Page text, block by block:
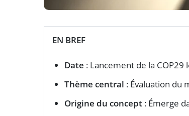
EN BREF
Date : Lancement de la
Thème central : Évaluation du
Origine du concept : Émerge